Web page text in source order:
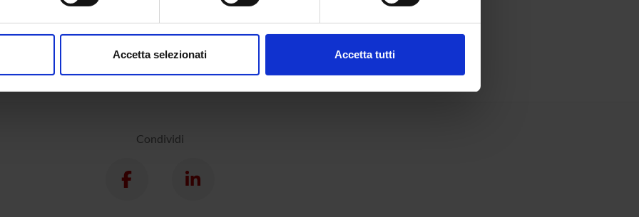
in qualsiasi momento dalla Dichiarazione sui cookie.
Accetta selezionati Accetta tutti
Condividi